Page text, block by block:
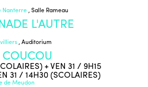
Nanterre , Salle Rameau
L'AUTRE
, Auditorium
+ VEN 31 / 9H15
31 / 14H30 (SCOLAIRES)
de Meudon